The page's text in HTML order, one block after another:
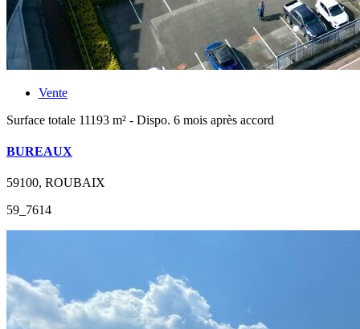
Vente
Surface totale 11193 m² - Dispo. 6 mois après accord
BUREAUX
59100, ROUBAIX
59_7614